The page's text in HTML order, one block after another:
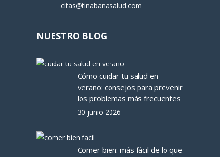
citas@tinabanasalud.com
NUESTRO BLOG
Cómo cuidar tu salud en
verano: consejos para prevenir
los problemas más frecuentes
30 junio 2026
Comer bien: más fácil de lo que